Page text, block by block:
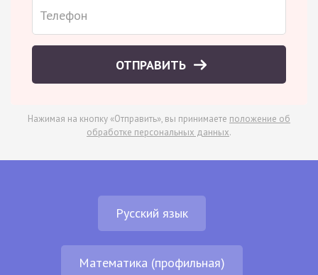
ОТПРАВИТЬ
Нажимая на кнопку «Отправить», вы принимаете положение об
обработке персональных данных.
Русский язык
Математика (профильная)